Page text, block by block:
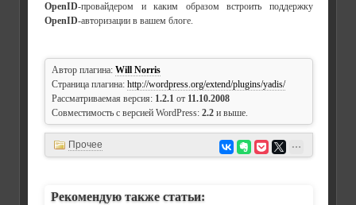
OpenID-провайдером и каким образом встроить поддержку
OpenID-авторизации в вашем блоге.
Автор плагина: Will Norris
Страница плагина: http://wordpress.org/extend/plugins/yadis/
Рассматриваемая версия: 1.2.1 от 11.10.2008
Совместимость с версией WordPress: 2.2 и выше.
Прочее
Рекомендую также статьи: